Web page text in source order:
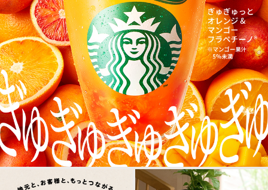
コ
ー
ヒ
ー
ジ
ャ
パ
ン
公
式
サ
イ